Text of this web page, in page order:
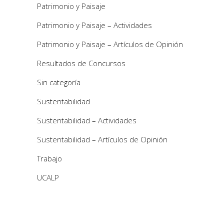
Patrimonio y Paisaje
Patrimonio y Paisaje – Actividades
Patrimonio y Paisaje – Artículos de Opinión
Resultados de Concursos
Sin categoría
Sustentabilidad
Sustentabilidad – Actividades
Sustentabilidad – Artículos de Opinión
Trabajo
UCALP